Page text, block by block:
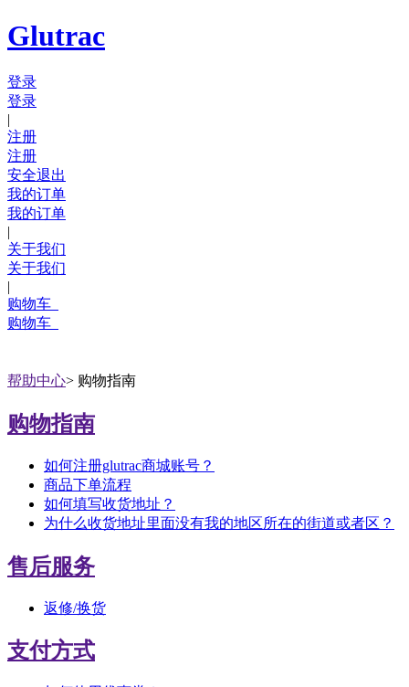
Glutrac
登录
登录
|
注册
注册
安全退出
我的订单
我的订单
|
关于我们
关于我们
|
购物车
购物车
帮助中心> 购物指南
购物指南
如何注册glutrac商城账号？
商品下单流程
如何填写收货地址？
为什么收货地址里面没有我的地区所在的街道或者区？
售后服务
返修/换货
支付方式